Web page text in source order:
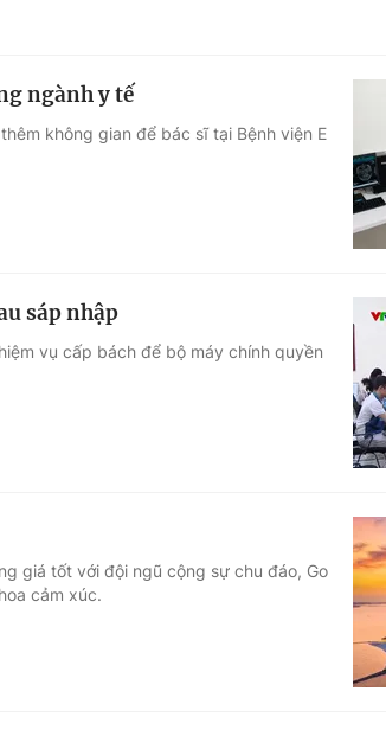
Tuyển sinh
Học trực tuyến
ngành y tế
không gian để bác sĩ tại Bệnh viện E
sáp nhập
vụ cấp bách để bộ máy chính quyền
giá tốt với đội ngũ cộng sự chu đáo, Go
cảm xúc.